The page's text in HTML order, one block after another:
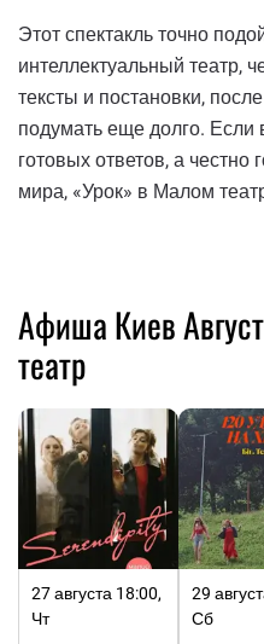
Этот спектакль точно
интеллектуальный театр,
тексты и постановки,
подумать еще долго. Если
готовых ответов, а
мира, «Урок» в Малом
Афиша Киев
театр
27 августа 18:00,
Чт
29
Сб